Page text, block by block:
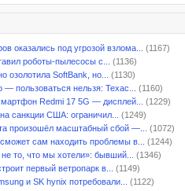
оказались под угрозой взлома...
(1167)
роботы-пылесосы с...
(1136)
озолотила SoftBank, но...
(1130)
пользоваться нельзя: Техас...
(1160)
Redmi 17 5G — дисплей...
(1229)
санкции США: ограничил...
(1249)
произошёл масштабный сбой —...
(1072)
сам находить проблемы в...
(1244)
то, что мы хотели»: бывший...
(1346)
первый ветропарк в...
(1149)
и SK hynix потребовали...
(1122)